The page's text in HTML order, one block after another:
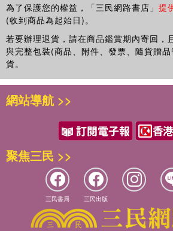
為了保護您的權益，「三民網路書店」 提
(收到商品為起始日)。
若要辦理退貨，請在商品鑑賞期內寄回，
與完整包裝(商品、附件、發票、隨貨贈
貨。
網站導航 >>
聚焦三民 >>
三民書局 三民出版